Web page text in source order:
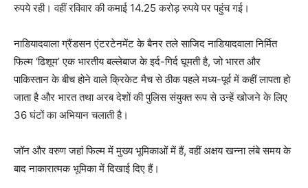
रुपये रही। वहीं रविवार की कमाई 14.25 करोड़ रुपये पर पहुंच गई।
नाडियादवाला ग्रैंडसन एंटरटेनमेंट के बैनर तले साजिद नाडियादवाला निर्मित
फिल्म ‘ढिशूम’ एक भारतीय बल्लेबाज के इर्द-गिर्द घूमती है, जो भारत और
पाकिस्तान के बीच होने वाले क्रिकेट मैच से ठीक पहले मध्य-पूर्व में कहीं लापता हो
जाता है और भारत तथा अरब देशों की पुलिस संयुक्त रूप से उन्हें खोजने के लिए
36 घंटों का अभियान चलाती है।
जॉन और वरुण जहां फिल्म में मुख्य भूमिकाओं में हैं, वहीं अक्षय खन्ना लंबे समय के
बाद नाकारात्मक भूमिका में दिखाई दिए हैं।